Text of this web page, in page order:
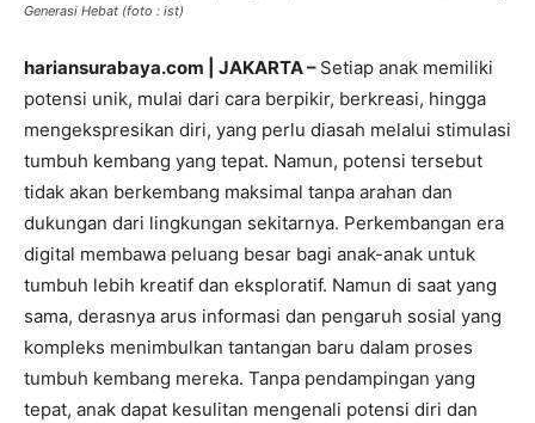
Generasi Hebat (foto : ist)
hariansurabaya.com | JAKARTA – Setiap anak memiliki
potensi unik, mulai dari cara berpikir, berkreasi, hingga
mengekspresikan diri, yang perlu diasah melalui stimulasi
tumbuh kembang yang tepat. Namun, potensi tersebut
tidak akan berkembang maksimal tanpa arahan dan
dukungan dari lingkungan sekitarnya. Perkembangan era
digital membawa peluang besar bagi anak-anak untuk
tumbuh lebih kreatif dan eksploratif. Namun di saat yang
sama, derasnya arus informasi dan pengaruh sosial yang
kompleks menimbulkan tantangan baru dalam proses
tumbuh kembang mereka. Tanpa pendampingan yang
tepat, anak dapat kesulitan mengenali potensi diri dan